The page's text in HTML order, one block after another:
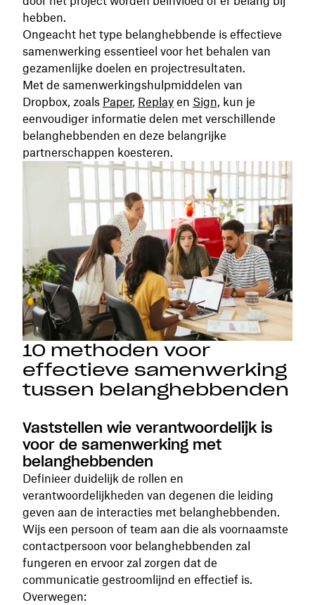
hebben.
Ongeacht het type belanghebbende is effectieve
samenwerking essentieel voor het behalen van
gezamenlijke doelen en projectresultaten.
Met de samenwerkingshulpmiddelen van
Dropbox, zoals Paper, Replay en Sign, kun je
eenvoudiger informatie delen met verschillende
belanghebbenden en deze belangrijke
partnerschappen koesteren.
10 methoden voor
effectieve samenwerking
tussen belanghebbenden
Vaststellen wie verantwoordelijk is
voor de samenwerking met
belanghebbenden
Definieer duidelijk de rollen en
verantwoordelijkheden van degenen die leiding
geven aan de interacties met belanghebbenden.
Wijs een persoon of team aan die als voornaamste
contactpersoon voor belanghebbenden zal
fungeren en ervoor zal zorgen dat de
communicatie gestroomlijnd en effectief is.
Overwegen: